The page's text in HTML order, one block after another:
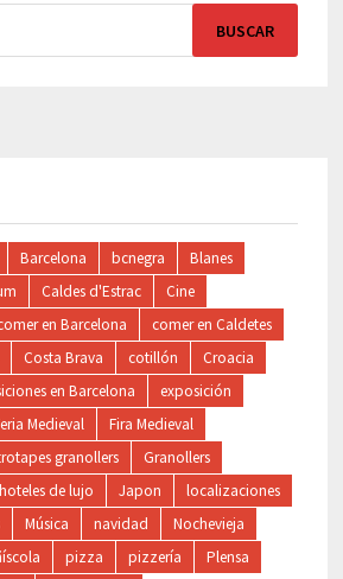
Barcelona bcnegra
Blanes
Caldes d'Estrac
Cine
en Barcelona
comer en Caldetes
Costa Brava cotillón
Croacia
en Barcelona
exposición
Medieval
Fira Medieval
granollers
Granollers
hoteles de lujo Japon
localizaciones
Música navidad
Nochevieja
pizza pizzería
Plensa